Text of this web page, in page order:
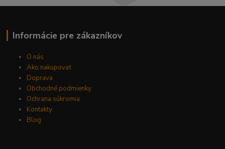
Informácie pre zákazníkov
O nás
Ako nakupovať
Doprava
Obchodné podmienky
Ochrana súkromia
Kontakty
Blog